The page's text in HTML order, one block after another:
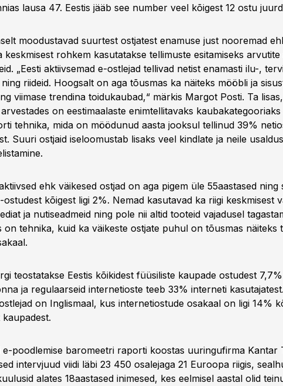
lausa 47. Eestis jääb see number veel kõigest 12 ostu
moodustavad suurtest ostjatest enamuse just nooremad
keskmisest rohkem kasutatakse tellimuste esitamiseks arvutite
„Eesti aktiivsemad e-ostlejad tellivad netist enamasti ilu-,
riideid. Hoogsalt on aga tõusmas ka näiteks mööbli ja
viimase trendina toidukaubad,“ märkis Margot Posti. Ta
on eestimaalaste enimtellitavaks kaubakategooriaks
tehnika, mida on möödunud aasta jooksul tellinud 39%
Suuri ostjaid iseloomustab lisaks veel kindlate ja neile
ehk väikesed ostjad on aga pigem üle 55aastased ning
ostudest kõigest ligi 2%. Nemad kasutavad ka riigi keskmisest
ja nutiseadmeid ning pole nii altid tooteid vajadusel
on tehnika, kuid ka väikeste ostjate puhul on tõusmas näiteks
teostatakse Eestis kõikidest füüsiliste kaupade ostudest
ja regulaarseid internetioste teeb 33% interneti
on Inglismaal, kus internetiostude osakaal on ligi 14%
e-poodlemise baromeetri raporti koostas uuringufirma Kantar
intervjuud viidi läbi 23 450 osalejaga 21 Euroopa riigis,
alates 18aastased inimesed, kes eelmisel aastal olid